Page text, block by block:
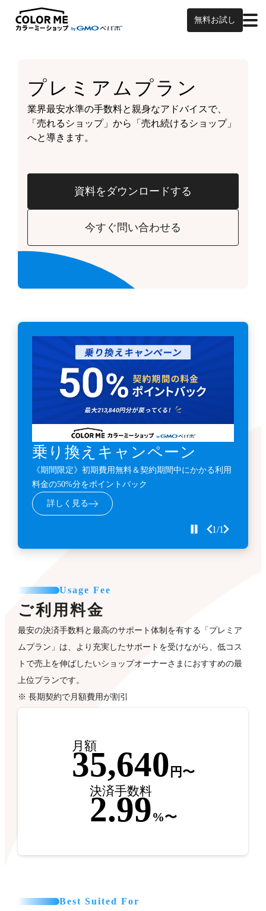
無料お試し
プレミアムプラン
業界最安水準の手数料と親身なアドバイスで、
「売れるショップ」から「売れ続けるショップ」
へと導きます。
資料をダウンロードする
今すぐ問い合わせる
乗り換えキャンペーン
《期間限定》初期費用無料＆契約期間中にかかる利用
料金の50%分をポイントバック
詳しく見る
1/1
Usage Fee
ご利用料金
最安の決済手数料と最高のサポート体制を有する「プレミア
ムプラン」は、より充実したサポートを受けながら、低コス
トで売上を伸ばしたいショップオーナーさまにおすすめの最
上位プランです。
※ 長期契約で月額費用が割引
月額
35,640 円〜
決済手数料
2.99%〜
Best Suited For